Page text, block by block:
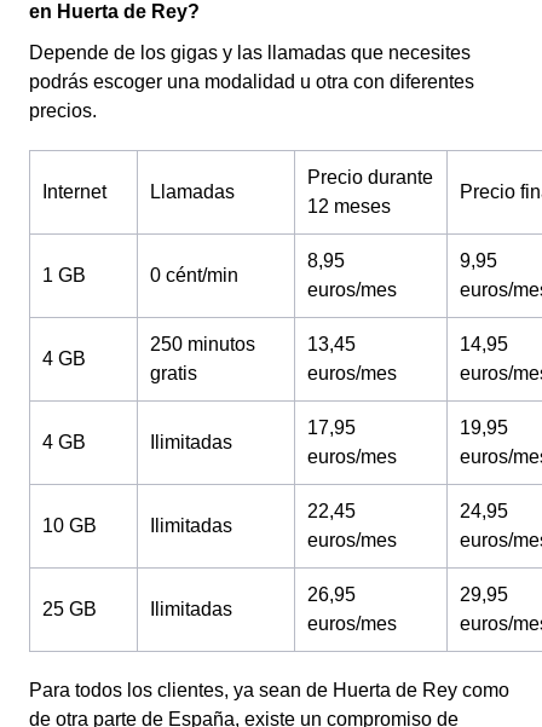
en Huerta de Rey?
Depende de los gigas y las llamadas que necesites
podrás escoger una modalidad u otra con diferentes
precios.
Internet Llamadas
Precio durante
12 meses
Precio
1 GB 0 cént/min
8,95
euros/mes
9,95
euros/
4 GB
250 minutos
gratis
13,45
euros/mes
14,95
euros/
4 GB Ilimitadas
17,95
euros/mes
19,95
euros/
10 GB Ilimitadas
22,45
euros/mes
24,95
euros/
25 GB Ilimitadas
26,95
euros/mes
29,95
euros/
Para todos los clientes, ya sean de Huerta de Rey como
de otra parte de España, existe un compromiso de